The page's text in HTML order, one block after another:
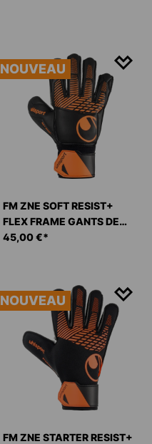
NOUVEAU
FM ZNE SOFT RESIST+
FLEX FRAME GANTS DE
GARDIEN
45,00 €*
NOUVEAU
FM ZNE STARTER RESIST+